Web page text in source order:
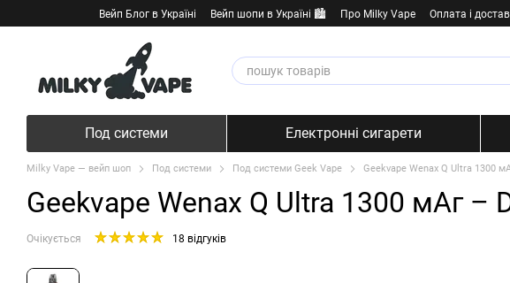
Перейти к основному контенту
Вейп Блог в Україні Вейп шопи в Україні 🏙️ Про Milky Vape Оплата і
Под системи Електронні сигарети
Milky Vape — вейп шоп Под системи Под системи Geek Vape Geekvape Wenax Q Ultra 1300
Geekvape Wenax Q Ultra 1300 мАг –
Очікується 18 відгуків